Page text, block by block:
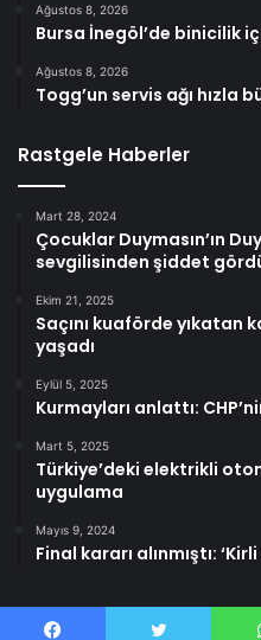
Ağustos 8, 2026
Bursa İnegöl’de binicilik
Ağustos 8, 2026
Togg’un servis ağı hızla
Rastgele Haberler
Mart 28, 2024
Çocuklar Duymasın’ın
sevgilisinden şiddet
Ekim 21, 2025
Saçını kuaförde yıkatan
yaşadı
Eylül 5, 2025
Kurmayları anlattı:
Mart 5, 2025
Türkiye’deki elektrikli
uygulama
Mayıs 9, 2024
Final kararı alınmıştı: